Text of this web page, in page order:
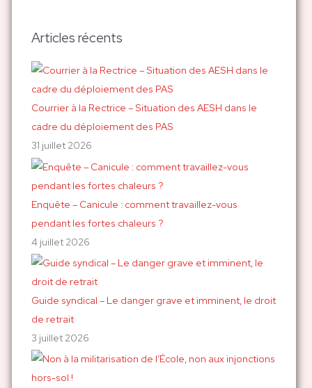
h
r
c
h
e
r
:
Articles récents
Courrier à la Rectrice – Situation des AESH dans le
cadre du déploiement des PAS
31 juillet 2026
Enquête – Canicule : comment travaillez-vous
pendant les fortes chaleurs ?
4 juillet 2026
Guide syndical – Le danger grave et imminent, le droit
de retrait
3 juillet 2026